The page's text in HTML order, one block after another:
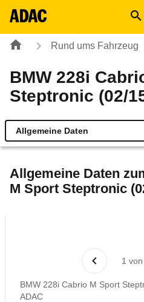
Rund ums Fahrzeug
BMW 228i
Steptronic (02/
Allgemeine Daten
Technische Daten
Laufende Kosten
Rückrufe & Mängel
Allgemeine Daten
M Sport Steptronic
1 von
BMW 228i Cabrio M Sport
ADAC